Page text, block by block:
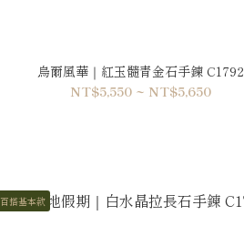
烏爾風華｜紅玉髓青金石手鍊 C1792
NT$5,550 ~ NT$5,650
百搭基本款